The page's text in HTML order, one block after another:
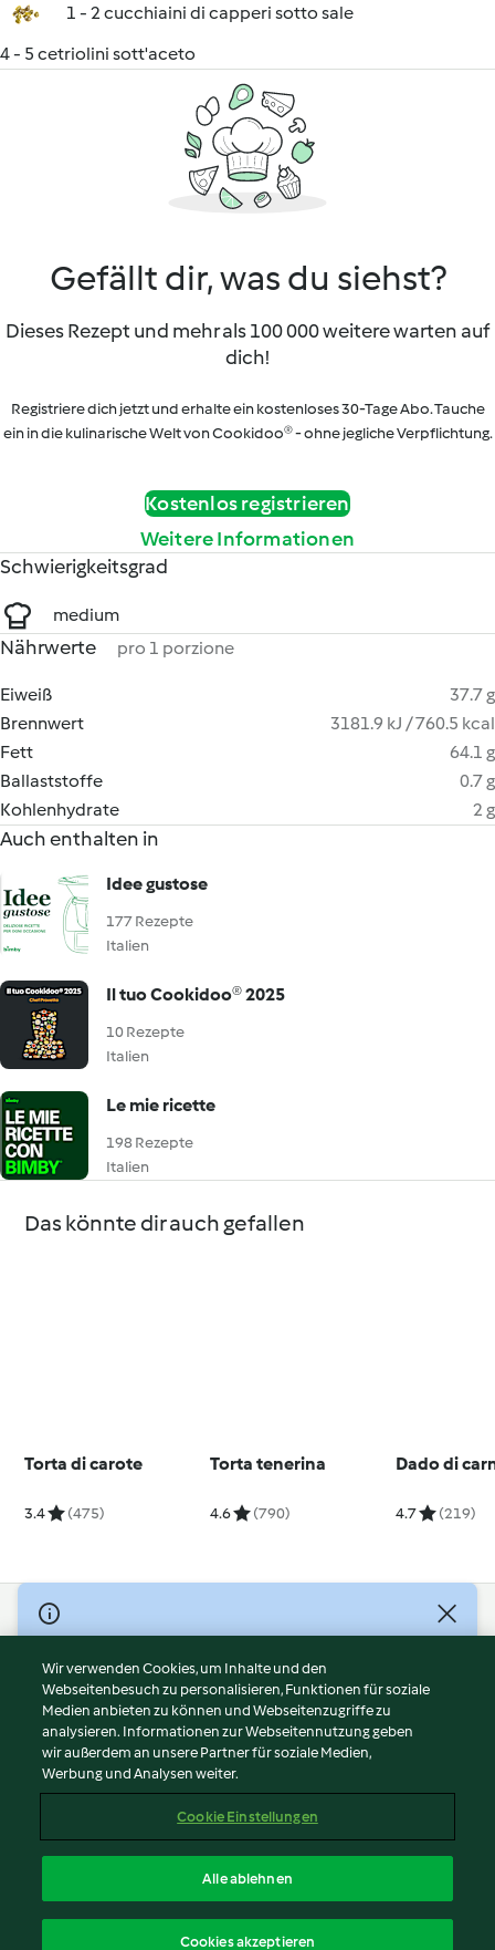
1 - 2 cucchiaini di capperi sotto sale
4 - 5 cetriolini sott'aceto
Gefällt dir, was du siehst?
Dieses Rezept und mehr als 100 000 weitere warten auf
dich!
Registriere dich jetzt und erhalte ein kostenloses 30-Tage Abo. Tauche
ein in die kulinarische Welt von Cookidoo® - ohne jegliche Verpflichtung.
Kostenlos registrieren
Weitere Informationen
Schwierigkeitsgrad
medium
Nährwerte pro 1 porzione
Eiweiß
37.7 g
Brennwert
3181.9 kJ / 760.5 kcal
Fett
64.1 g
Ballaststoffe
0.7 g
Kohlenhydrate
2 g
Auch enthalten in
Idee gustose
177 Rezepte
Italien
Il tuo Cookidoo® 2025
10 Rezepte
Italien
Le mie ricette
198 Rezepte
Italien
Das könnte dir auch gefallen
Torta di carote
3.4 (475)
Torta tenerina
4.6 (790)
Dado di
4.7 (219)
© Copyright 2026
Nutzungsbedingungen
Datenschutzrichtlinien
Disclaimer
Impressum
Cookies
Abo kündigen
Erklärung zur Barrierefreiheit
Wir verwenden Cookies, um Inhalte und den
Webseitenbesuch zu personalisieren, Funktionen für soziale
Medien anbieten zu können und Webseitenzugriffe zu
analysieren. Informationen zur Webseitennutzung geben
wir außerdem an unsere Partner für soziale Medien,
Werbung und Analysen weiter.
Cookie Einstellungen
Alle ablehnen
Cookies akzeptieren